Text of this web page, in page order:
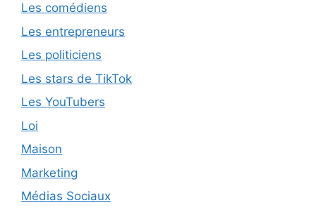
Les comédiens
Les entrepreneurs
Les politiciens
Les stars de TikTok
Les YouTubers
Loi
Maison
Marketing
Médias Sociaux